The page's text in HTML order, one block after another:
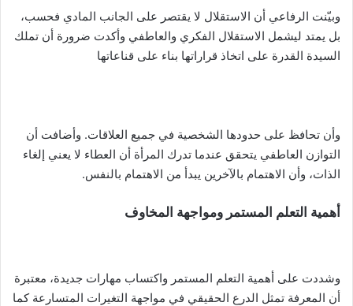
وبيّنت الرفاعي أن الاستقلال لا يقتصر على الجانب المادي فحسب،
بل يمتد ليشمل الاستقلال الفكري والعاطفي وأكدت ضرورة أن تملك
السيدة القدرة على اتخاذ قراراتها بناء على قناعاتها
وأن تحافظ على حدودها الشخصية في جميع العلاقات. وأضافت أن
التوازن العاطفي يتحقق عندما تدرك المرأة أن العطاء لا يعني إلغاء
الذات، وأن الاهتمام بالآخرين يبدأ من الاهتمام بالنفس.
أهمية التعلم المستمر ومواجهة المخاوف
وشددت على أهمية التعلم المستمر واكتساب مهارات جديدة، معتبرة
أن المعرفة تمثل الدرع الحقيقي في مواجهة التغيرات المتسارعة كما